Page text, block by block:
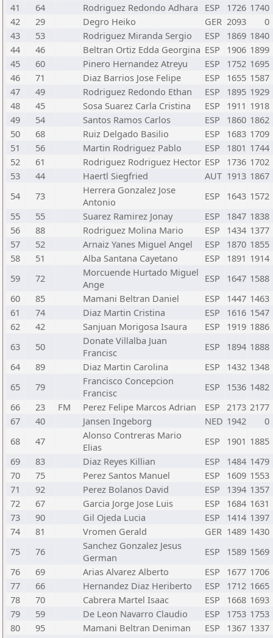
41
64 Rodriguez Redondo Adhara ESP 1726 1740
42
29 Degro Heiko GER 2093
0
43
53 Rodriguez Miranda Sergio ESP 1869 1840
44
46 Beltran Ortiz Edda Georgina ESP 1906 1899
45
60 Pinero Hernandez Atreyu ESP 1752 1695
46
71 Diaz Barrios Jose Felipe ESP 1655 1587
47
49 Rodriguez Redondo Ethan ESP 1895 1929
48
45 Sosa Suarez Carla Cristina ESP 1911 1918
49
54 Santos Ramos Carlos ESP 1860 1862
50
68 Ruiz Delgado Basilio ESP 1683 1709
51
56 Martin Rodriguez Pablo ESP 1801 1744
52
61 Rodriguez Rodriguez Hector ESP 1736 1702
53
44 Haertl Siegfried AUT 1913 1867
54
73
Herrera Gonzalez Jose
Antonio
ESP 1643 1572
55
55 Suarez Ramirez Jonay ESP 1847 1838
56
88 Rodriguez Molina Mario ESP 1434 1377
57
52 Arnaiz Yanes Miguel Angel ESP 1870 1855
58
51 Alba Santana Cayetano ESP 1891 1914
59
72
Morcuende Hurtado Miguel
Ange
ESP 1647 1588
60
85 Mamani Beltran Daniel ESP 1447 1463
61
74 Diaz Martin Cristina ESP 1616 1547
62
42 Sanjuan Morigosa Isaura ESP 1919 1886
63
50
Donate Villalba Juan
Francisc
ESP 1894 1888
64
89 Diaz Martin Carolina ESP 1432 1348
65
79
Francisco Concepcion
Francisc
ESP 1536 1482
66
23 FM Perez Felipe Marcos Adrian ESP 2173 2177
67
40 Jansen Ingeborg NED 1942
0
68
47
Alonso Contreras Mario
Elias
ESP 1901 1885
69
83 Diaz Reyes Killian ESP 1484 1479
70
75 Perez Santos Manuel ESP 1609 1553
71
92 Perez Bolanos David ESP 1394 1357
72
67 Garcia Jorge Jose Luis ESP 1684 1631
73
90 Gil Ojeda Lucia ESP 1414 1397
74
81 Vromen Gerald GER 1489 1430
75
76
Sanchez Gonzalez Jesus
German
ESP 1589 1569
76
69 Arias Alvarez Alberto ESP 1677 1706
77
66 Hernandez Diaz Heriberto ESP 1712 1665
78
70 Cabrera Martel Isaac ESP 1668 1693
79
59 De Leon Navarro Claudio ESP 1753 1753
80
95 Mamani Beltran Deniman ESP 1367 1337